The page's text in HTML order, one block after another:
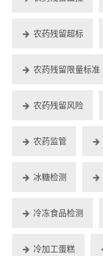
农药残留超标
农药残留限量标准
农药残留风险
农药监管
冰糖检测
冷冻食品检测
冷加工蛋糕